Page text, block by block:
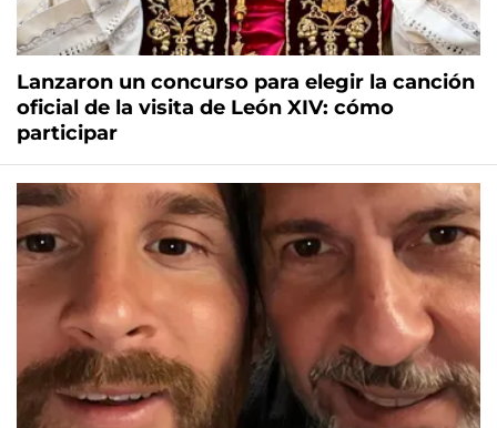
Lanzaron un concurso para elegir la canción
oficial de la visita de León XIV: cómo
participar